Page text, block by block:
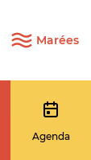
Marées
Agenda